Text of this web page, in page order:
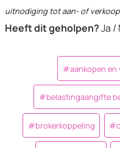
uitnodiging tot aan- of
Heeft dit geholpen?Ja /
#aankopen en
#belastingaangifte
#brokerkoppeling #